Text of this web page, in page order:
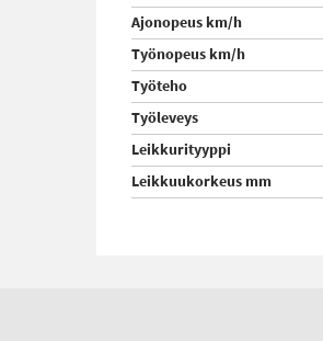
Ajonopeus km/h
Työnopeus km/h
Työteho
Työleveys
Leikkurityyppi
Leikkuukorkeus mm